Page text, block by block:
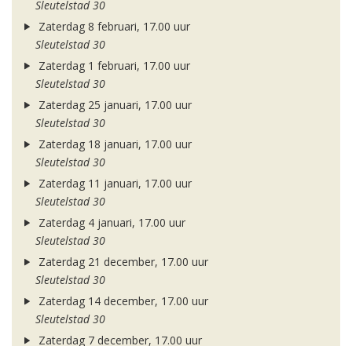
Sleutelstad 30
Zaterdag 8 februari, 17.00 uur
Sleutelstad 30
Zaterdag 1 februari, 17.00 uur
Sleutelstad 30
Zaterdag 25 januari, 17.00 uur
Sleutelstad 30
Zaterdag 18 januari, 17.00 uur
Sleutelstad 30
Zaterdag 11 januari, 17.00 uur
Sleutelstad 30
Zaterdag 4 januari, 17.00 uur
Sleutelstad 30
Zaterdag 21 december, 17.00 uur
Sleutelstad 30
Zaterdag 14 december, 17.00 uur
Sleutelstad 30
Zaterdag 7 december, 17.00 uur